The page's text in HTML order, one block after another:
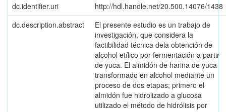
dc.identifier.uri
http://hdl.handle.net/20.500.14076/1438
dc.description.abstract
El presente estudio es un trabajo de
investigación, que considera la
factibilidad técnica dela obtención de
alcohol etílico por fermentación a partir
de yuca. El almidón de harina de yuca
transformado en alcohol mediante un
proceso de dos etapas; primero el
almidón fue hidrolizado a glucosa
utilizado el método de hidrólisis por